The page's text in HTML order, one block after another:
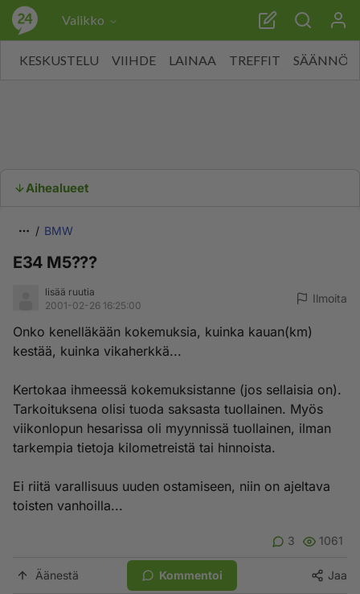
Valikko
KESKUSTELU VIIHDE LAINAA TREFFIT SÄÄNNÖT
Aihealueet
BMW
E34 M5???
lisää ruutia
2001-02-26 16:25:00
Ilmoita
Onko kenelläkään kokemuksia, kuinka kauan(km)
kestää, kuinka vikaherkkä...
Kertokaa ihmeessä kokemuksistanne (jos sellaisia on).
Tarkoituksena olisi tuoda saksasta tuollainen. Myös
viikonlopun hesarissa oli myynnissä tuollainen, ilman
tarkempia tietoja kilometreistä tai hinnoista.
Ei riitä varallisuus uuden ostamiseen, niin on ajeltava
toisten vanhoilla...
3 1061
Äänestä Kommentoi Jaa